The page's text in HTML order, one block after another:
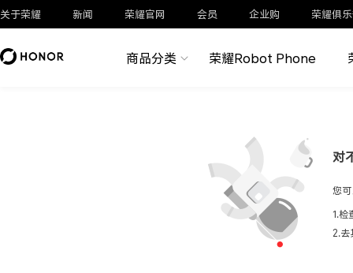
关于荣耀 新闻 荣耀官网 会员 企业购 荣耀俱
商品分类 荣耀Robot Phone
对
您
1.检
2.去